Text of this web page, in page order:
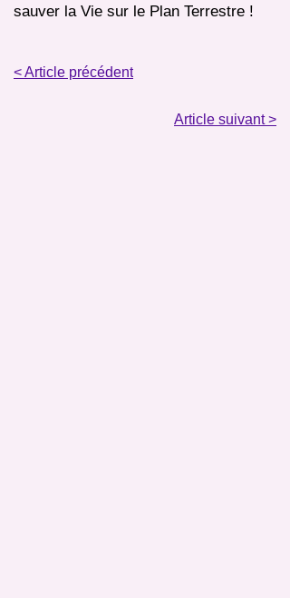
sauver la Vie sur le Plan Terrestre !
< Article précédent
Article suivant >